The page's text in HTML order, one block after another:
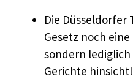
Die Düsseldorfer
Gesetz noch
sondern
Gerichte